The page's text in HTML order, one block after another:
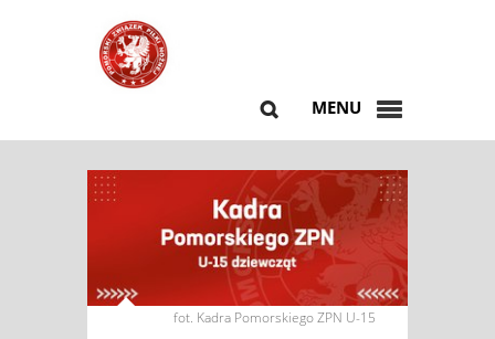
MENU
fot. Kadra Pomorskiego ZPN U-15